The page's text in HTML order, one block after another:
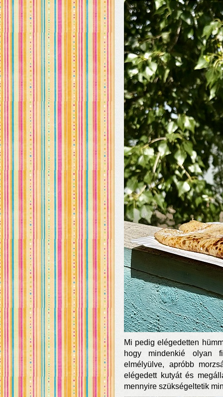
Mi pedig elégedetten
hogy mindenkié olyan
elmélyülve, apróbb
elégedett kutyát és
mennyire szükségeltetik